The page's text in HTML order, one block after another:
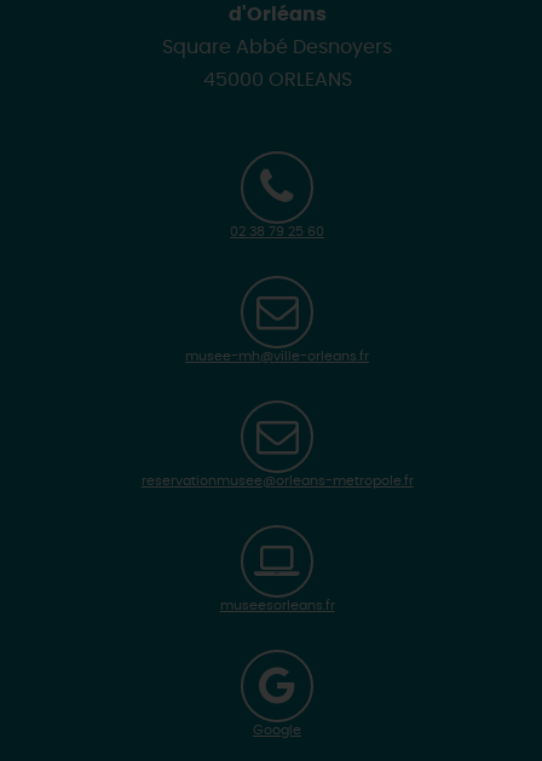
d'Orléans
Square Abbé Desnoyers
45000 ORLEANS
02 38 79 25 60
musee-mh@ville-orleans.fr
reservationmusee@orleans-metropole.fr
museesorleans.fr
Google